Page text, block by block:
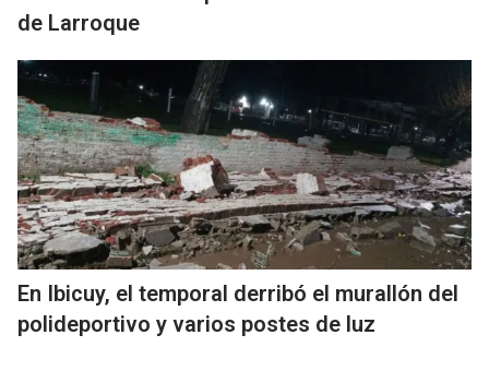
de Larroque
En Ibicuy, el temporal derribó el murallón del
polideportivo y varios postes de luz